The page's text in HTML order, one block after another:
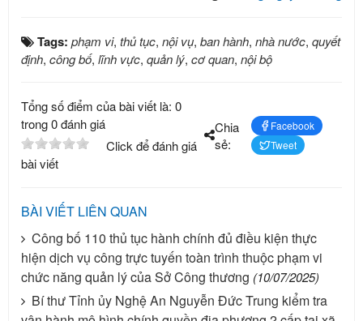
Tags: phạm vi, thủ tục, nội vụ, ban hành, nhà nước, quyết
định, công bố, lĩnh vực, quản lý, cơ quan, nội bộ
Tổng số điểm của bài viết là: 0
trong 0 đánh giá
Click để đánh giá
bài viết
Chia
sẻ:
Facebook
Tweet
BÀI VIẾT LIÊN QUAN
Công bố 110 thủ tục hành chính đủ điều kiện thực
hiện dịch vụ công trực tuyến toàn trình thuộc phạm vi
chức năng quản lý của Sở Công thương (10/07/2025)
Bí thư Tỉnh ủy Nghệ An Nguyễn Đức Trung kiểm tra